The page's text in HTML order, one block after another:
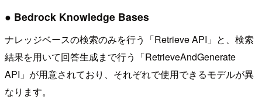
● Bedrock Knowledge Bases
ナレッジベースの検索のみを行う「Retrieve API」と、検索
結果を用いて回答生成まで行う「RetrieveAndGenerate
API」が用意されており、それぞれで使用できるモデルが異
なります。